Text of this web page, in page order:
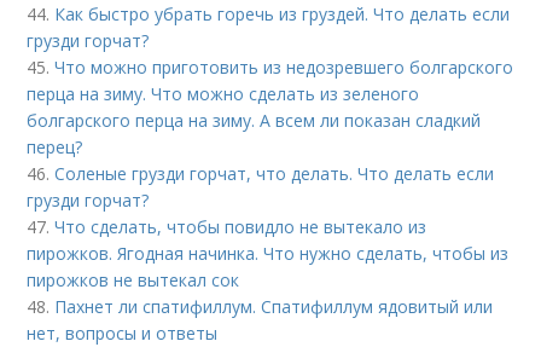
44. Как быстро убрать горечь из груздей. Что делать если
грузди горчат?
45.Что можно приготовить из недозревшего болгарского
перца на зиму. Что можно сделать из зеленого
болгарского перца на зиму. А всем ли показан сладкий
перец?
46.Соленые грузди горчат, что делать. Что делать если
грузди горчат?
47.Что сделать, чтобы повидло не вытекало из
пирожков. Ягодная начинка. Что нужно сделать, чтобы из
пирожков не вытекал сок
48. Пахнет ли спатифиллум. Спатифиллум ядовитый или
нет, вопросы и ответы